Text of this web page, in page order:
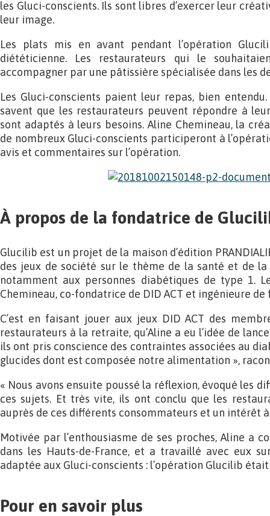
les Gluci-conscients. Ils sont libres d’exercer leur
leur image.
Les plats mis en avant pendant l’opération
diététicienne. Les restaurateurs qui le
accompagner par une pâtissière spécialisée dans les
Les Gluci-conscients paient leur repas, bien
savent que les restaurateurs peuvent répondre à
sont adaptés à leurs besoins. Aline Chemineau, la
de nombreux Gluci-conscients participeront à
avis et commentaires sur l’opération.
À propos de la fondatrice de
Glucilib est un projet de la maison d’édition
des jeux de société sur le thème de la santé et de la
notamment aux personnes diabétiques de type 1.
Chemineau, co-fondatrice de DID ACT et ingénieure
C’est en faisant jouer aux jeux DID ACT des
restaurateurs à la retraite, qu’Aline a eu l’idée de
ils ont pris conscience des contraintes associées au
glucides dont est composée notre alimentation »,
« Nous avons ensuite poussé la réflexion, évoqué les
ces sujets. Et très vite, ils ont conclu que les
auprès de ces différents consommateurs et un intérêt
Motivée par l’enthousiasme de ses proches, Aline a
dans les Hauts-de-France, et a travaillé avec eux
adaptée aux Gluci-conscients : l’opération Glucilib
Pour en savoir plus